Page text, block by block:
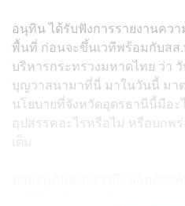
อนุทิน​ ได้รับฟังการรายงานค
พื้นที่ ก่อนจะขึ้นเวทีพร้อมกับส
บริหารกระทรวงมหาดไทย ว่า
บุญวาสนามาที่นี่ มาในวันนี้ มา
นโยบายที่จังหวัดอุดรธานีนี้มีอะ
อุปสรรคอะไรหรือไม่ หรือบกพ
เต็ม